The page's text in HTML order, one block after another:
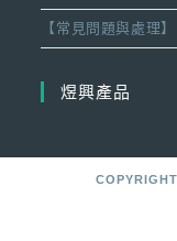
【常見問題與處理】
煜興產品